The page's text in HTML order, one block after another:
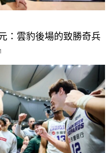
：雲豹後場的致勝奇兵